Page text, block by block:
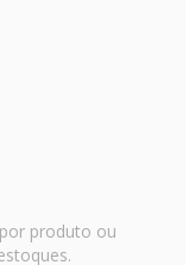
produto ou